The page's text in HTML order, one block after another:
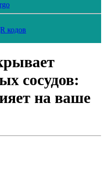
кодов
сосудов:
на ваше